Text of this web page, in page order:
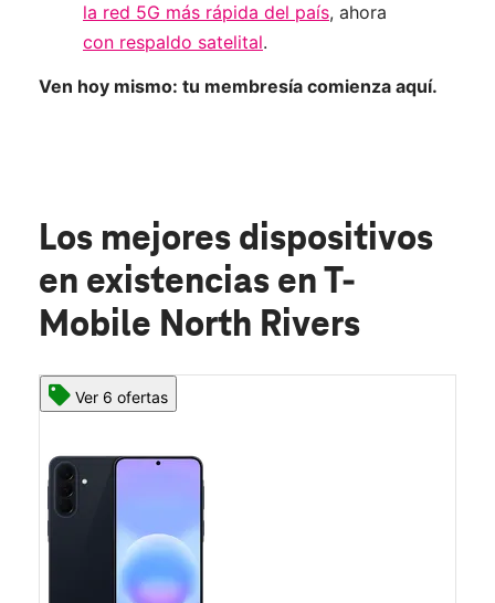
la red 5G más rápida del país, ahora
con respaldo satelital.
Ven hoy mismo: tu membresía comienza aquí.
Los mejores dispositivos
en existencias en T-
Mobile North Rivers
Ver 6 ofertas